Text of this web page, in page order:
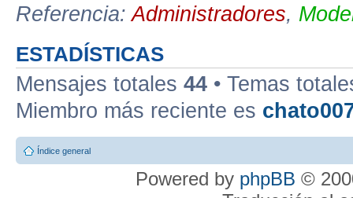
Referencia:Administradores,
ESTADÍSTICAS
Mensajes totales 44 • Temas
Miembro más reciente es
Índice general
Powered by phpBB ©